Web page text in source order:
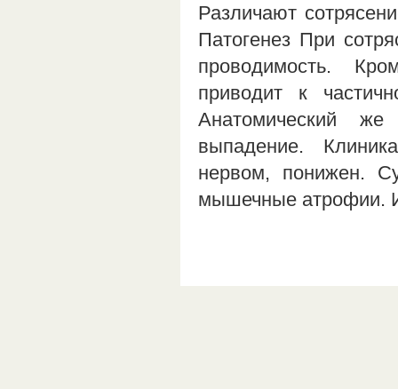
Различают
Патогенез При
проводимость.
приводит к
Анатомический
выпадение.
нервом, понижен.
мышечные атрофии.